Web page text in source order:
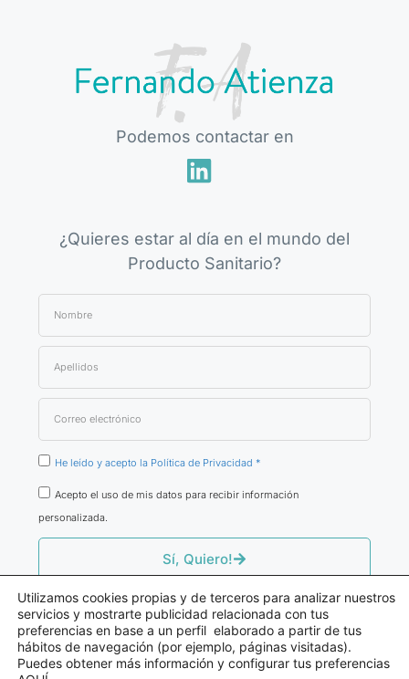
Podemos contactar en
¿Quieres estar al día en el mundo del
Producto Sanitario?
He leído y acepto la Política de Privacidad *
Acepto el uso de mis datos para recibir información
personalizada.
Sí, Quiero!
© Fernando Atienza
Utilizamos cookies propias y de terceros para analizar nuestros
servicios y mostrarte publicidad relacionada con tus
preferencias en base a un perfil elaborado a partir de tus
hábitos de navegación (por ejemplo, páginas visitadas).
Puedes obtener más información y configurar tus preferencias